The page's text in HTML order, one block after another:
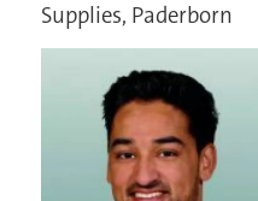
Supplies, Paderborn